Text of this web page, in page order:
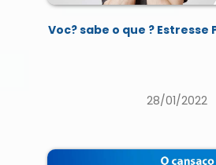
Voc? sabe o que ?
28/01/2022